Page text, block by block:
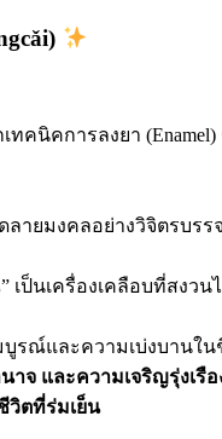
คนิคการลงยา
ลายมงคลอย่างวิจิตรบร
เป็นเครื่องเคลือบที่สงวน
รณ์และความเบ่งบานใน
าจ และความเจริญรุ่งเรือ
ตที่ร่มเย็น